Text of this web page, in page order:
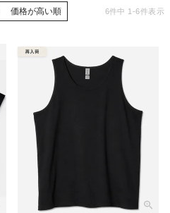
価格が高い順 6件中 1 -6件表示